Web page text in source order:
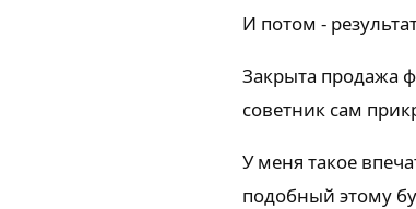
И потом -
Закрыта продажа
советник сам
У меня такое
подобный этому